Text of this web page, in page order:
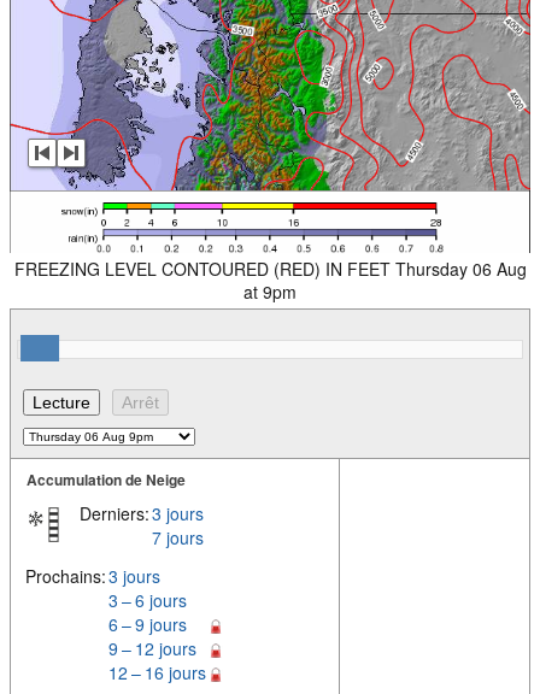
FREEZING LEVEL CONTOURED (RED) IN FEET Thursday 06 Aug
at 9pm
Accumulation de Neige
Derniers:3 jours
7 jours
Prochains:3 jours
3 – 6 jours
6 – 9 jours
9 – 12 jours
12 – 16 jours